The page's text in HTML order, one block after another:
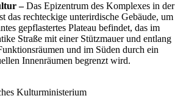
–Das Epizentrum des Komplexes in der
das rechteckige unterirdische Gebäude, um
gepflastertes Plateau befindet, das im
Straße mit einer Stützmauer und entlang
und im Süden durch ein
Innenräumen begrenzt wird.
Kulturministerium